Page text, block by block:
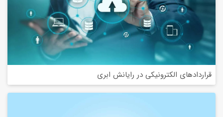
قراردادهای الکترونیکی در رایانش ابری